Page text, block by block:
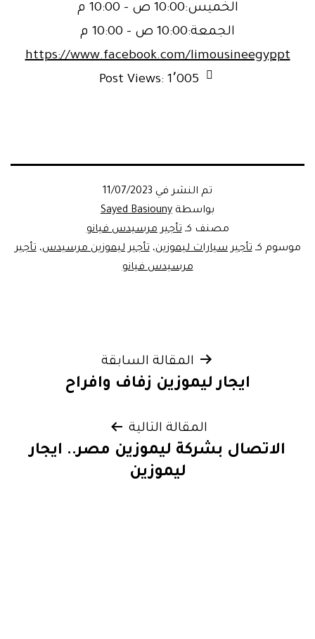
الخميس:10:00 ص – 10:00 م
الجمعة:10:00 ص – 10:00 م
https://www.facebook.com/limousineegyppt
Post Views: 1٬005
تم النشر في 11/07/2023
بواسطة Sayed Basiouny
مصنف كـتأجير مرسيدس فيانو
موسوم كـتأجير سيارات ليموزين،تأجير ليموزين مرسيدس،تأجير
مرسيدس فيانو
المقالات
المقالة السابقة
ايجار ليموزين زفاف وافراح
المقالة التالية
الاتصال بشركة ليموزين مصر.. ايجار
ليموزين